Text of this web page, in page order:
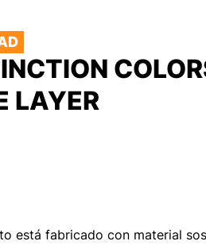
LAYER
está fabricado con material